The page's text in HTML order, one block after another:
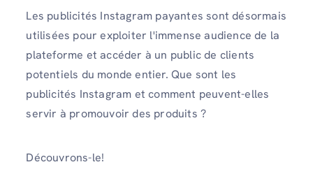
Les publicités Instagram payantes sont désormais
utilisées pour exploiter l'immense audience de la
plateforme et accéder à un public de clients
potentiels du monde entier. Que sont les
publicités Instagram et comment peuvent-elles
servir à promouvoir des produits ?
Découvrons-le!